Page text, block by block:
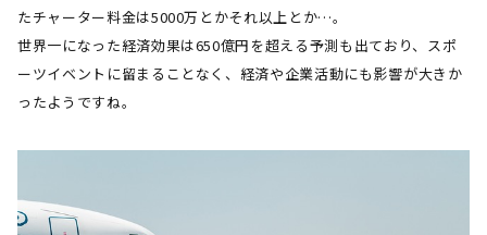
たチャーター料金は5000万とかそれ以上とか…。
世界一になった経済効果は650億円を超える予測も出ており、スポ
ーツイベントに留まることなく、経済や企業活動にも影響が大きか
ったようですね。